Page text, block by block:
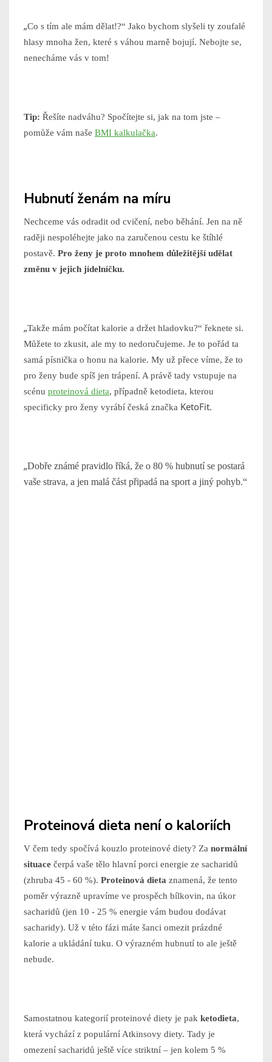
„Co s tím ale mám dělat!?“ Jako bychom slyšeli ty zoufalé
hlasy mnoha žen, které s váhou marně bojují. Nebojte se,
nenecháme vás v tom!
Tip: Řešíte nadváhu? Spočítejte si, jak na tom jste –
pomůže vám naše BMI kalkulačka.
Hubnutí ženám na míru
Nechceme vás odradit od cvičení, nebo běhání. Jen na ně
raději nespoléhejte jako na zaručenou cestu ke štíhlé
postavě. Pro ženy je proto mnohem důležitější udělat
změnu v jejich jídelníčku.
„Takže mám počítat kalorie a držet hladovku?“ řeknete si.
Můžete to zkusit, ale my to nedoručujeme. Je to pořád ta
samá písnička o honu na kalorie. My už přece víme, že to
pro ženy bude spíš jen trápení. A právě tady vstupuje na
scénu proteinová dieta, případně ketodieta, kterou
specificky pro ženy vyrábí česká značka KetoFit.
„Dobře známé pravidlo říká, že o 80 % hubnutí se postará
vaše strava, a jen malá část připadá na sport a jiný pohyb.“
Proteinová dieta není o kaloriích
V čem tedy spočívá kouzlo proteinové diety? Za normální
situace čerpá vaše tělo hlavní porci energie ze sacharidů
(zhruba 45 - 60 %). Proteinová dieta znamená, že tento
poměr výrazně upravíme ve prospěch bílkovin, na úkor
sacharidů (jen 10 - 25 % energie vám budou dodávat
sacharidy). Už v této fázi máte šanci omezit prázdné
kalorie a ukládání tuku. O výrazném hubnutí to ale ještě
nebude.
Samostatnou kategorií proteinové diety je pak ketodieta,
která vychází z populární Atkinsovy diety. Tady je
omezení sacharidů ještě více striktní – jen kolem 5 %